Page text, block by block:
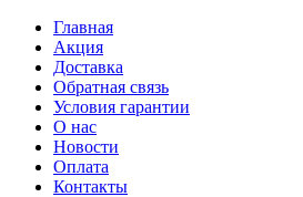
Главная
Акция
Доставка
Обратная связь
Условия гарантии
О нас
Новости
Оплата
Контакты